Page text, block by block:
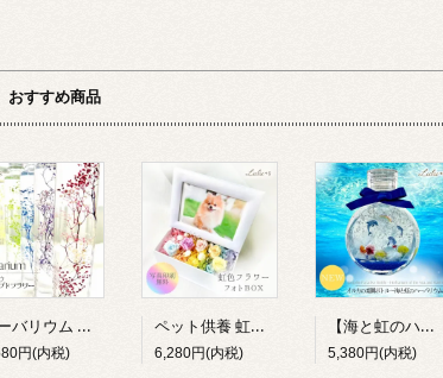
おすすめ商品
ハーバリウム カスミソウ 8色 プリザーブドフラワー 誕生日 母の日 退職祝い プレゼント ギフト Lulu＊s
円(内税)
ペット供養 虹の彼方 フォトBOX プリザーブドフラワー 写真立て 虹色 お供え お悔やみ メモリアル Lulu＊s
6,280円(内税)
【海と虹のハーバリウム】イルカの楽園ボトル プリザーブドフラワー ドルフィン 海 マリン 癒し 貝殻 インテリア 雑貨 水族館 夏 ギフト プレゼント ルルズ Lulu＊s 0791
5,380円(内税)